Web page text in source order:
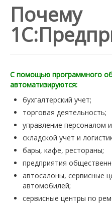
Почему
С помощью программного
автоматизируются:
бухгалтерский учет;
торговая деятельность;
управление персоналом
складской учет и
бары, кафе, рестораны;
предприятия
автосалоны, сервисные
автомобилей;
сервисные центры по